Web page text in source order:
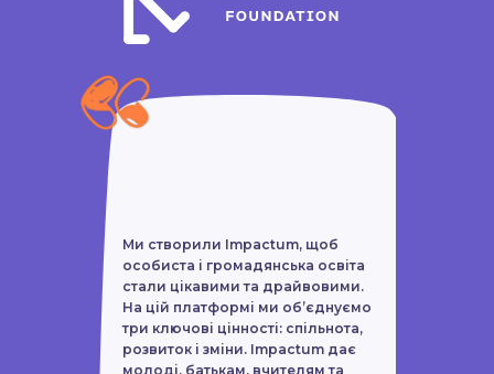
Ми створили Impactum, щоб
особиста і громадянська освіта
стали цікавими та драйвовими.
На цій платформі ми об’єднуємо
три ключові цінності: спільнота,
розвиток і зміни. Impactum дає
молоді, батькам, вчителям та
створили проєкт «Синергія»
батьків, вчителів та
громадських активістів, які
відчувають у собі потенціал та
шукають шляхи його
посилення і реалізації на
повну.